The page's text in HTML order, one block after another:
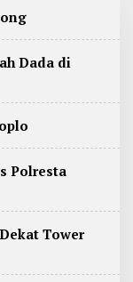
Dada di
Polresta
Tower